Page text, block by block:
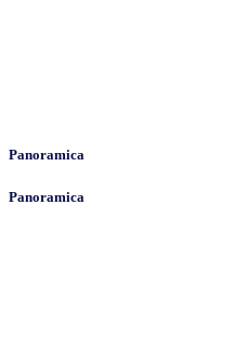
Panoramica
Panoramica